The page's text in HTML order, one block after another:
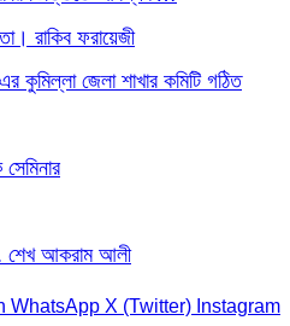
রাকিব ফরায়েজী
কুমিল্লা জেলা শাখার কমিটি গঠিত
শেখ আকরাম আলী
WhatsApp X (Twitter) Instagram